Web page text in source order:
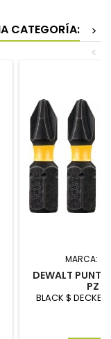
CATEGORÍA:
>
<
MARCA:
DEWALT
PZ
BLACK $